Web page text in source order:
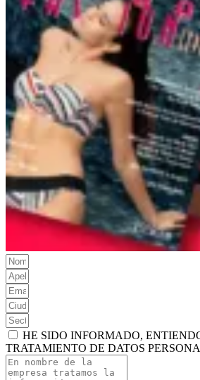
HE SIDO INFORMADO,
TRATAMIENTO DE DATOS